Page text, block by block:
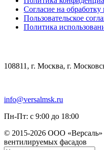
Согласие на
Пользовательское
Политика
108811, г. Москва, г.
info@versalmsk.ru
Пн-Пт: с 9:00 до 18:00
© 2015-2026 ООО «Версаль»
вентилируемых фасадов